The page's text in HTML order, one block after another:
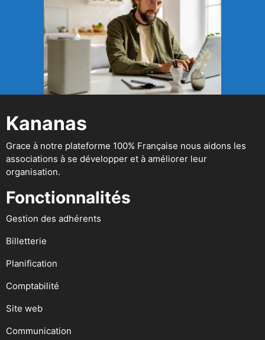
Kananas
Grace à notre plateforme 100% Française nous aidons les
associations à se développer et à améliorer leur
organisation.
Fonctionnalités
Gestion des adhérents
Billetterie
Planification
Comptabilité
Site web
Communication